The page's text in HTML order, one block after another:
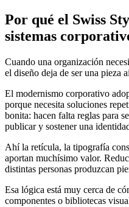
Por qué el Swiss
sistemas
Cuando una organización
el diseño deja de ser una pieza
El modernismo corporativo
porque necesita soluciones
bonita: hacen falta reglas para
publicar y sostener una
Ahí la retícula, la tipografía
aportan muchísimo valor.
distintas personas produzcan
Esa lógica está muy cerca de
componentes o bibliotecas